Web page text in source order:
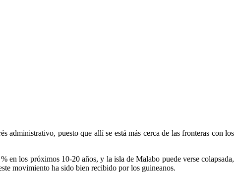
administrativo, puesto que allí se está más cerca de las fronteras con los
en los próximos 10-20 años, y la isla de Malabo puede verse colapsada,
movimiento ha sido bien recibido por los guineanos.